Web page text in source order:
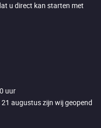
u direct kan starten met
uur
augustus zijn wij geopend